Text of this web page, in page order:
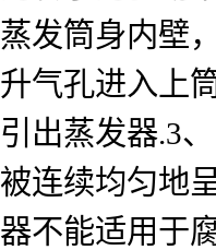
蒸发筒身内壁
升气孔进入上
引出蒸发器.3
被连续均匀地
器不能适用于